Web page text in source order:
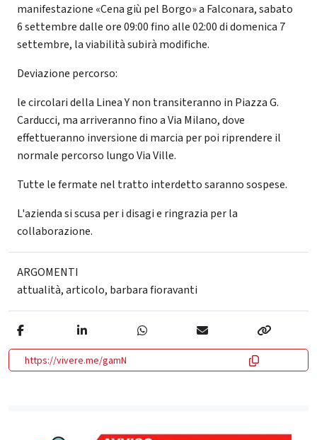
manifestazione «Cena giù pel Borgo» a Falconara, sabato
6 settembre dalle ore 09:00 fino alle 02:00 di domenica 7
settembre, la viabilità subirà modifiche.
Deviazione percorso:
le circolari della Linea Y non transiteranno in Piazza G.
Carducci, ma arriveranno fino a Via Milano, dove
effettueranno inversione di marcia per poi riprendere il
normale percorso lungo Via Ville.
Tutte le fermate nel tratto interdetto saranno sospese.
L'azienda si scusa per i disagi e ringrazia per la
collaborazione.
ARGOMENTI
attualità,articolo, barbara fioravanti
https://vivere.me/gamN